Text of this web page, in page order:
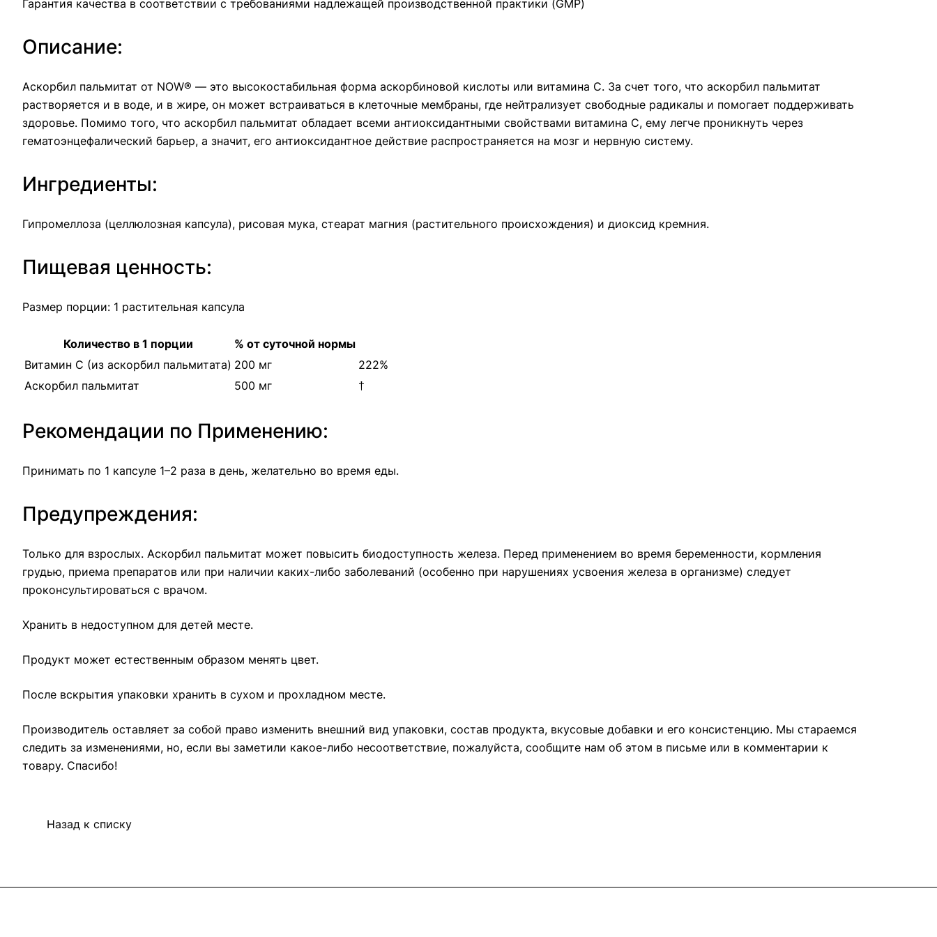
Гарантия качества в соответствии с требованиями надлежащей производственной практики (GMP)
Описание:
Аскорбил пальмитат от NOW® — это высокостабильная форма аскорбиновой кислоты или витамина C. За счет того, что аскорбил пальмитат
растворяется и в воде, и в жире, он может встраиваться в клеточные мембраны, где нейтрализует свободные радикалы и помогает поддерживать
здоровье. Помимо того, что аскорбил пальмитат обладает всеми антиоксидантными свойствами витамина C, ему легче проникнуть через
гематоэнцефалический барьер, а значит, его антиоксидантное действие распространяется на мозг и нервную систему.
Ингредиенты:
Гипромеллоза (целлюлозная капсула), рисовая мука, стеарат магния (растительного происхождения) и диоксид кремния.
Пищевая ценность:
Размер порции: 1 растительная капсула
Количество в 1 порции
% от суточной нормы
Витамин C (из аскорбил пальмитата) 200 мг
222%
Аскорбил пальмитат
500 мг †
Рекомендации по Применению:
Принимать по 1 капсуле 1–2 раза в день, желательно во время еды.
Предупреждения:
Только для взрослых. Аскорбил пальмитат может повысить биодоступность железа. Перед применением во время беременности, кормления
грудью, приема препаратов или при наличии каких-либо заболеваний (особенно при нарушениях усвоения железа в организме) следует
проконсультироваться с врачом.
Хранить в недоступном для детей месте.
Продукт может естественным образом менять цвет.
После вскрытия упаковки хранить в сухом и прохладном месте.
Производитель оставляет за собой право изменить внешний вид упаковки, состав продукта, вкусовые добавки и его консистенцию. Мы стараемся
следить за изменениями, но, если вы заметили какое-либо несоответствие, пожалуйста, сообщите нам об этом в письме или в комментарии к
товару. Спасибо!
Назад к списку